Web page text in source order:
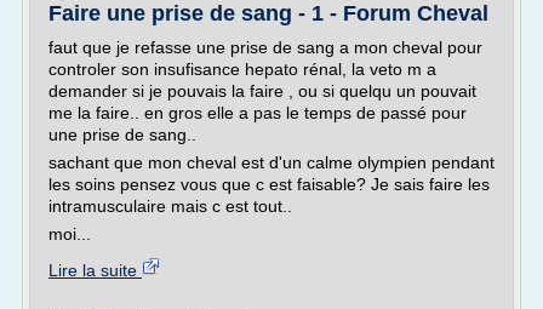
Faire une prise de sang - 1 - Forum Cheval
faut que je refasse une prise de sang a mon cheval pour
controler son insufisance hepato rénal, la veto m a
demander si je pouvais la faire , ou si quelqu un pouvait
me la faire.. en gros elle a pas le temps de passé pour
une prise de sang..
sachant que mon cheval est d'un calme olympien pendant
les soins pensez vous que c est faisable? Je sais faire les
intramusculaire mais c est tout..
moi...
Lire la suite